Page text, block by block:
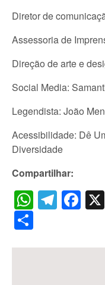
Diretor de
Assessoria de
Direção de arte e
Social Media:
Legendista: João
Acessibilidade: Dê
Diversidade
Compartilhar: